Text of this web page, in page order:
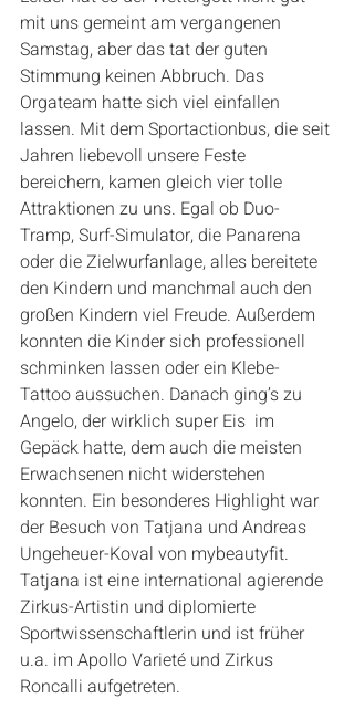
mit uns gemeint am vergangenen
Samstag, aber das tat der guten
Stimmung keinen Abbruch. Das
Orgateam hatte sich viel einfallen
lassen. Mit dem Sportactionbus, die seit
Jahren liebevoll unsere Feste
bereichern, kamen gleich vier tolle
Attraktionen zu uns. Egal ob Duo-
Tramp, Surf-Simulator, die Panarena
oder die Zielwurfanlage, alles bereitete
den Kindern und manchmal auch den
großen Kindern viel Freude. Außerdem
konnten die Kinder sich professionell
schminken lassen oder ein Klebe-
Tattoo aussuchen. Danach ging’s zu
Angelo, der wirklich super Eis  im
Gepäck hatte, dem auch die meisten
Erwachsenen nicht widerstehen
konnten. Ein besonderes Highlight war
der Besuch von Tatjana und Andreas
Ungeheuer-Koval von mybeautyfit.
Tatjana ist eine international agierende
Zirkus-Artistin und diplomierte
Sportwissenschaftlerin und ist früher
u.a. im Apollo Varieté und Zirkus
Roncalli aufgetreten.